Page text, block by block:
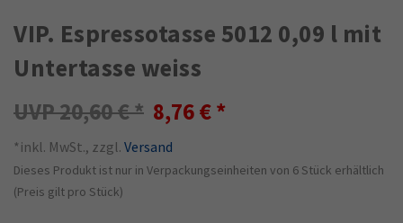
VIP. Espressotasse 5012 0,09 l mit
Untertasse weiss
20,60 € 8,76 €
*inkl. MwSt., zzgl. Versand
Dieses Produkt ist nur in Verpackungseinheiten von 6 Stück erhältlich
(Preis gilt pro Stück)